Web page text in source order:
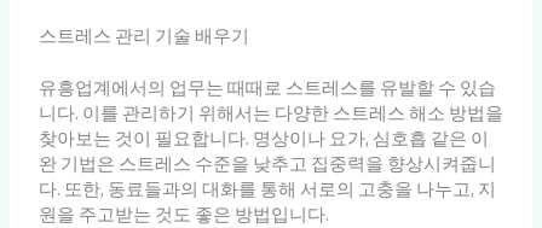
스트레스 관리 기술 배우기
유흥업계에서의 업무는 때때로 스트레스를 유발할 수 있습
니다. 이를 관리하기 위해서는 다양한 스트레스 해소 방법을
찾아보는 것이 필요합니다. 명상이나 요가, 심호흡 같은 이
완 기법은 스트레스 수준을 낮추고 집중력을 향상시켜줍니
다. 또한, 동료들과의 대화를 통해 서로의 고충을 나누고, 지
원을 주고받는 것도 좋은 방법입니다.